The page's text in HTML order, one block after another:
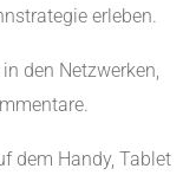
erleben.
den Netzwerken,
dem Handy, Tablet